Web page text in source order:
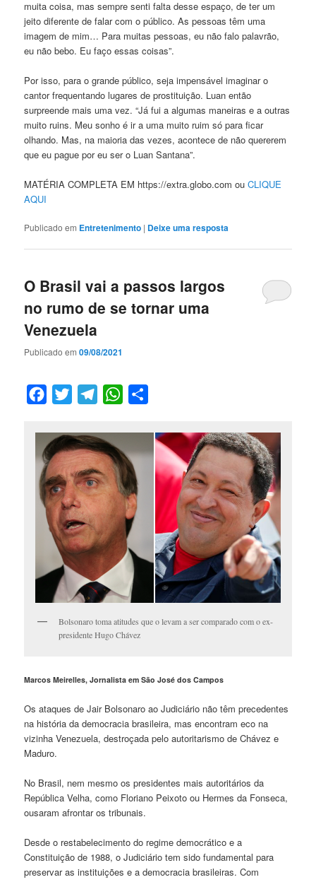
muita coisa, mas sempre senti falta desse espaço, de ter um
jeito diferente de falar com o público. As pessoas têm uma
imagem de mim… Para muitas pessoas, eu não falo palavrão,
eu não bebo. Eu faço essas coisas”.
Por isso, para o grande público, seja impensável imaginar o
cantor frequentando lugares de prostituição. Luan então
surpreende mais uma vez. “Já fui a algumas maneiras e a outras
muito ruins. Meu sonho é ir a uma muito ruim só para ficar
olhando. Mas, na maioria das vezes, acontece de não quererem
que eu pague por eu ser o Luan Santana”.
MATÉRIA COMPLETA EM https://extra.globo.com ouCLIQUE
AQUI
Publicado em Entretenimento | Deixe uma resposta
O Brasil vai a passos largos
no rumo de se tornar uma
Venezuela
Publicado em09/08/2021
Facebook
Twitter TelegramWhatsApp
Bolsonaro toma atitudes que o levam a ser comparado com o ex-
presidente Hugo Chávez
Marcos Meirelles, Jornalista em São José dos Campos
Os ataques de Jair Bolsonaro ao Judiciário não têm precedentes
na história da democracia brasileira, mas encontram eco na
vizinha Venezuela, destroçada pelo autoritarismo de Chávez e
Maduro.
No Brasil, nem mesmo os presidentes mais autoritários da
República Velha, como Floriano Peixoto ou Hermes da Fonseca,
ousaram afrontar os tribunais.
Desde o restabelecimento do regime democrático e a
Constituição de 1988, o Judiciário tem sido fundamental para
preservar as instituições e a democracia brasileiras. Com